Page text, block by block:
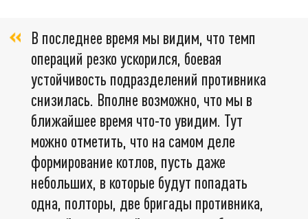
В последнее время мы видим, что темп
операций резко ускорился, боевая
устойчивость подразделений противника
снизилась. Вполне возможно, что мы в
ближайшее время что-то увидим. Тут
можно отметить, что на самом деле
формирование котлов, пусть даже
небольших, в которые будут попадать
одна, полторы, две бригады противника,